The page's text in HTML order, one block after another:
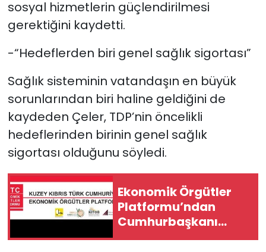
sosyal hizmetlerin güçlendirilmesi
gerektiğini kaydetti.
-“Hedeflerden biri genel sağlık sigortası”
Sağlık sisteminin vatandaşın en büyük
sorunlarından biri haline geldiğini de
kaydeden Çeler, TDP’nin öncelikli
hedeflerinden birinin genel sağlık
sigortası olduğunu söyledi.
Ekonomik Örgütler
Platformu’ndan
Cumhurbaşkanı
Erhürman’a çağrı